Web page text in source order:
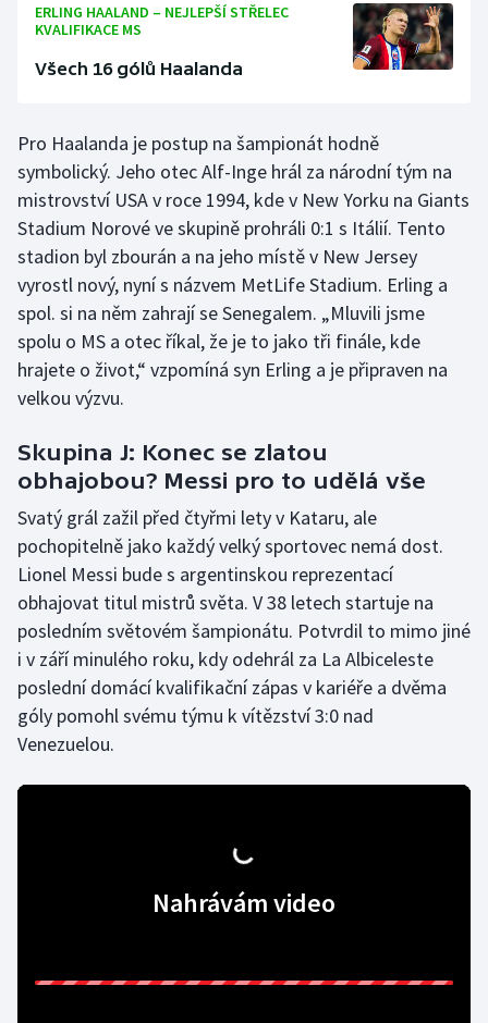
ERLING HAALAND – NEJLEPŠÍ STŘELEC
KVALIFIKACE MS
Všech 16 gólů Haalanda
Pro Haalanda je postup na šampionát hodně
symbolický. Jeho otec Alf-Inge hrál za národní tým na
mistrovství USA v roce 1994, kde v New Yorku na Giants
Stadium Norové ve skupině prohráli 0:1 s Itálií. Tento
stadion byl zbourán a na jeho místě v New Jersey
vyrostl nový, nyní s názvem MetLife Stadium. Erling a
spol. si na něm zahrají se Senegalem. „Mluvili jsme
spolu o MS a otec říkal, že je to jako tři finále, kde
hrajete o život,“ vzpomíná syn Erling a je připraven na
velkou výzvu.
Skupina J: Konec se zlatou
obhajobou? Messi pro to udělá vše
Svatý grál zažil před čtyřmi lety v Kataru, ale
pochopitelně jako každý velký sportovec nemá dost.
Lionel Messi bude s argentinskou reprezentací
obhajovat titul mistrů světa. V 38 letech startuje na
posledním světovém šampionátu. Potvrdil to mimo jiné
i v září minulého roku, kdy odehrál za La Albiceleste
poslední domácí kvalifikační zápas v kariéře a dvěma
góly pomohl svému týmu k vítězství 3:0 nad
Venezuelou.
Nahrávám video